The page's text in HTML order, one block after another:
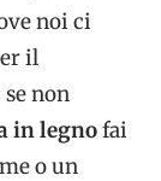
noi ci
il
non
in legnofai
o un